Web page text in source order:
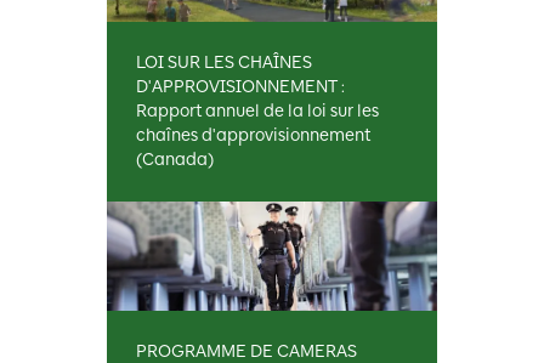
LOI SUR LES CHAÎNES
D'APPROVISIONNEMENT :
Rapport annuel de la loi sur les
chaînes d'approvisionnement
(Canada)
PROGRAMME DE CAMERAS